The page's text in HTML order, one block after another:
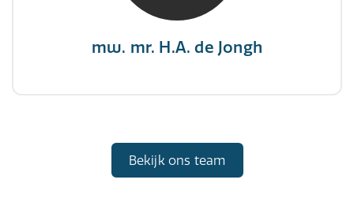
mw. mr. H.A. de Jongh
Bekijk ons team